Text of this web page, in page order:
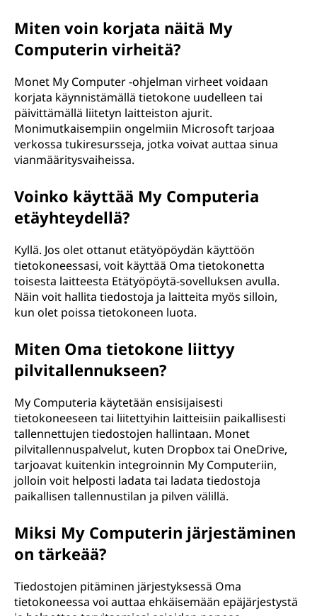
Miten voin korjata näitä My
Computerin virheitä?
Monet My Computer -ohjelman virheet voidaan
korjata käynnistämällä tietokone uudelleen tai
päivittämällä liitetyn laitteiston ajurit.
Monimutkaisempiin ongelmiin Microsoft tarjoaa
verkossa tukiresursseja, jotka voivat auttaa sinua
vianmääritysvaiheissa.
Voinko käyttää My Computeria
etäyhteydellä?
Kyllä. Jos olet ottanut etätyöpöydän käyttöön
tietokoneessasi, voit käyttää Oma tietokonetta
toisesta laitteesta Etätyöpöytä-sovelluksen avulla.
Näin voit hallita tiedostoja ja laitteita myös silloin,
kun olet poissa tietokoneen luota.
Miten Oma tietokone liittyy
pilvitallennukseen?
My Computeria käytetään ensisijaisesti
tietokoneeseen tai liitettyihin laitteisiin paikallisesti
tallennettujen tiedostojen hallintaan. Monet
pilvitallennuspalvelut, kuten Dropbox tai OneDrive,
tarjoavat kuitenkin integroinnin My Computeriin,
jolloin voit helposti ladata tai ladata tiedostoja
paikallisen tallennustilan ja pilven välillä.
Miksi My Computerin järjestäminen
on tärkeää?
Tiedostojen pitäminen järjestyksessä Oma
tietokoneessa voi auttaa ehkäisemään epäjärjestystä